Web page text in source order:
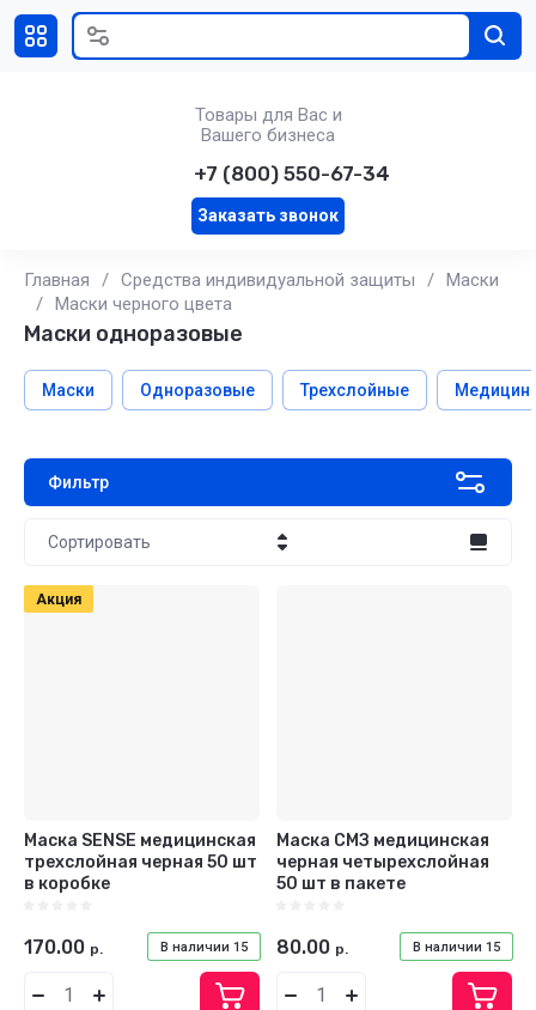
Товары для Вас и
Вашего бизнеса
+7 (800) 550-67-34
Заказать звонок
Главная / Средства индивидуальной защиты / Маски
/ Маски черного цвета
Маски одноразовые
Маски Одноразовые Трехслойные
Фильтр
Сортировать
Цена - убывание
Акция
Маска SENSE медицинская
трехслойная черная 50 шт
в коробке
В наличии 15
170.00 р.
Маска СМЗ медицинская
черная четырехслойная
50 шт в пакете
В наличии 15
80.00 р.